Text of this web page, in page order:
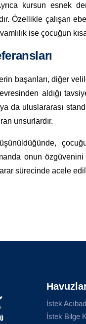
kursun esnek
Özellikle çalışan
ise çocuğun
başarıları, diğer
aldığı
da uluslararası
unsurlardır.
onun
sürecinde acele
İstek
İstek Bilge